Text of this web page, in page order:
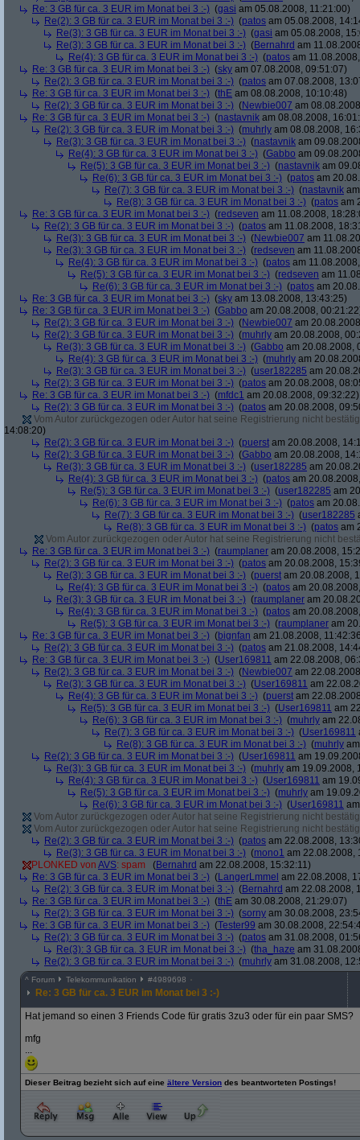
Re: 3 GB für ca. 3 EUR im Monat bei 3 :-) (gasi am 05.08.2008, 11:21:00)
Re(2): 3 GB für ca. 3 EUR im Monat bei 3 :-) (patos am 05.08.2008,
Re(3): 3 GB für ca. 3 EUR im Monat bei 3 :-) (gasi am 05.08.2008,
Re(3): 3 GB für ca. 3 EUR im Monat bei 3 :-) (Bernahrd am
Re(4): 3 GB für ca. 3 EUR im Monat bei 3 :-) (patos am
Re: 3 GB für ca. 3 EUR im Monat bei 3 :-) (sky am 07.08.2008, 09:51:07)
Re(2): 3 GB für ca. 3 EUR im Monat bei 3 :-) (patos am 07.08.2008,
Re: 3 GB für ca. 3 EUR im Monat bei 3 :-) (thE am 08.08.2008, 10:10:48)
Re(2): 3 GB für ca. 3 EUR im Monat bei 3 :-) (Newbie007 am
Re: 3 GB für ca. 3 EUR im Monat bei 3 :-) (nastavnik am 08.08.2008,
Re(2): 3 GB für ca. 3 EUR im Monat bei 3 :-) (muhrly am 08.08.2008,
Re(3): 3 GB für ca. 3 EUR im Monat bei 3 :-) (nastavnik am
Re(4): 3 GB für ca. 3 EUR im Monat bei 3 :-) (Gabbo am
Re(5): 3 GB für ca. 3 EUR im Monat bei 3 :-) (nastavnik am
Re(6): 3 GB für ca. 3 EUR im Monat bei 3 :-) (patos am
Re(7): 3 GB für ca. 3 EUR im Monat bei 3 :-) (nastavnik
Re(8): 3 GB für ca. 3 EUR im Monat bei 3 :-) (patos am
Re: 3 GB für ca. 3 EUR im Monat bei 3 :-) (redseven am 11.08.2008,
Re(2): 3 GB für ca. 3 EUR im Monat bei 3 :-) (patos am 11.08.2008,
Re(3): 3 GB für ca. 3 EUR im Monat bei 3 :-) (Newbie007 am
Re(3): 3 GB für ca. 3 EUR im Monat bei 3 :-) (redseven am
Re(4): 3 GB für ca. 3 EUR im Monat bei 3 :-) (patos am
Re(5): 3 GB für ca. 3 EUR im Monat bei 3 :-) (redseven am
Re(6): 3 GB für ca. 3 EUR im Monat bei 3 :-) (patos am
Re: 3 GB für ca. 3 EUR im Monat bei 3 :-) (sky am 13.08.2008, 13:43:25)
Re: 3 GB für ca. 3 EUR im Monat bei 3 :-) (Gabbo am 20.08.2008,
Re(2): 3 GB für ca. 3 EUR im Monat bei 3 :-) (Newbie007 am
Re(2): 3 GB für ca. 3 EUR im Monat bei 3 :-) (muhrly am 20.08.2008,
Re(3): 3 GB für ca. 3 EUR im Monat bei 3 :-) (Gabbo am 20.08.2008,
Re(4): 3 GB für ca. 3 EUR im Monat bei 3 :-) (muhrly am
Re(3): 3 GB für ca. 3 EUR im Monat bei 3 :-) (user182285 am
Re(2): 3 GB für ca. 3 EUR im Monat bei 3 :-) (patos am 20.08.2008,
Re: 3 GB für ca. 3 EUR im Monat bei 3 :-) (mfdc1 am 20.08.2008, 09:32:22)
Re(2): 3 GB für ca. 3 EUR im Monat bei 3 :-) (patos am 20.08.2008,
Vom Autor zurückgezogen oder Autor hat seine Registrierung nicht
14:08:20)
Re(2): 3 GB für ca. 3 EUR im Monat bei 3 :-) (puerst am 20.08.2008,
Re(2): 3 GB für ca. 3 EUR im Monat bei 3 :-) (Gabbo am 20.08.2008,
Re(3): 3 GB für ca. 3 EUR im Monat bei 3 :-) (user182285 am
Re(4): 3 GB für ca. 3 EUR im Monat bei 3 :-) (patos am
Re(5): 3 GB für ca. 3 EUR im Monat bei 3 :-) (user182285 am
Re(6): 3 GB für ca. 3 EUR im Monat bei 3 :-) (patos am
Re(7): 3 GB für ca. 3 EUR im Monat bei 3 :-) (user182285
Re(8): 3 GB für ca. 3 EUR im Monat bei 3 :-) (patos am
Vom Autor zurückgezogen oder Autor hat seine Registrierung nicht
Re: 3 GB für ca. 3 EUR im Monat bei 3 :-) (raumplaner am 20.08.2008,
Re(2): 3 GB für ca. 3 EUR im Monat bei 3 :-) (patos am 20.08.2008,
Re(3): 3 GB für ca. 3 EUR im Monat bei 3 :-) (puerst am 20.08.2008,
Re(4): 3 GB für ca. 3 EUR im Monat bei 3 :-) (patos am
Re(3): 3 GB für ca. 3 EUR im Monat bei 3 :-) (raumplaner am
Re(4): 3 GB für ca. 3 EUR im Monat bei 3 :-) (patos am
Re(5): 3 GB für ca. 3 EUR im Monat bei 3 :-) (raumplaner am
Re: 3 GB für ca. 3 EUR im Monat bei 3 :-) (bignfan am 21.08.2008,
Re(2): 3 GB für ca. 3 EUR im Monat bei 3 :-) (patos am 21.08.2008,
Re: 3 GB für ca. 3 EUR im Monat bei 3 :-) (User169811 am 22.08.2008,
Re(2): 3 GB für ca. 3 EUR im Monat bei 3 :-) (Newbie007 am
Re(3): 3 GB für ca. 3 EUR im Monat bei 3 :-) (User169811 am
Re(4): 3 GB für ca. 3 EUR im Monat bei 3 :-) (puerst am
Re(5): 3 GB für ca. 3 EUR im Monat bei 3 :-) (User169811 am
Re(6): 3 GB für ca. 3 EUR im Monat bei 3 :-) (muhrly am
Re(7): 3 GB für ca. 3 EUR im Monat bei 3 :-) (User169811
Re(8): 3 GB für ca. 3 EUR im Monat bei 3 :-) (muhrly
Re(2): 3 GB für ca. 3 EUR im Monat bei 3 :-) (User169811 am
Re(3): 3 GB für ca. 3 EUR im Monat bei 3 :-) (muhrly am 19.09.2008,
Re(4): 3 GB für ca. 3 EUR im Monat bei 3 :-) (User169811 am
Re(5): 3 GB für ca. 3 EUR im Monat bei 3 :-) (muhrly am
Re(6): 3 GB für ca. 3 EUR im Monat bei 3 :-) (User169811
Vom Autor zurückgezogen oder Autor hat seine Registrierung nicht
Vom Autor zurückgezogen oder Autor hat seine Registrierung nicht
Re(2): 3 GB für ca. 3 EUR im Monat bei 3 :-) (patos am 22.08.2008,
Re(3): 3 GB für ca. 3 EUR im Monat bei 3 :-) (mono1 am 22.08.2008,
PLONKED von AVS: spam (Bernahrd am 22.08.2008, 15:32:11)
Re: 3 GB für ca. 3 EUR im Monat bei 3 :-) (LangerLmmel am 22.08.2008,
Re(2): 3 GB für ca. 3 EUR im Monat bei 3 :-) (Bernahrd am 22.08.2008,
Re: 3 GB für ca. 3 EUR im Monat bei 3 :-) (thE am 30.08.2008, 21:29:07)
Re(2): 3 GB für ca. 3 EUR im Monat bei 3 :-) (sorny am 30.08.2008,
Re: 3 GB für ca. 3 EUR im Monat bei 3 :-) (Tester99 am 30.08.2008,
Re(2): 3 GB für ca. 3 EUR im Monat bei 3 :-) (patos am 31.08.2008,
Re(3): 3 GB für ca. 3 EUR im Monat bei 3 :-) (tha_haze am
Re(2): 3 GB für ca. 3 EUR im Monat bei 3 :-) (muhrly am 31.08.2008,
^ Forum Telekommunikation #4989698
Re: 3 GB für ca. 3 EUR im Monat bei 3 :-)
Hat jemand so einen 3 Friends Code für gratis 3zu3 oder für ein paar SMS?
mfg
...
Dieser Beitrag bezieht sich auf eine ältere Version des beantworteten Postings!